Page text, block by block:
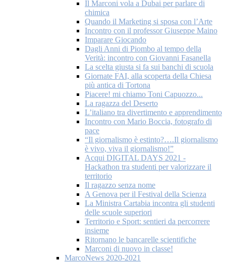
Il Marconi vola a Dubai per parlare di
chimica
Quando il Marketing si sposa con l’Arte
Incontro con il professor Giuseppe Maino
Imparare Giocando
Dagli Anni di Piombo al tempo della
Verità: incontro con Giovanni Fasanella
La scelta giusta si fa sui banchi di scuola
Giornate FAI, alla scoperta della Chiesa
più antica di Tortona
Piacere! mi chiamo Toni Capuozzo...
La ragazza del Deserto
L’italiano tra divertimento e apprendimento
Incontro con Mario Boccia, fotografo di
pace
“Il giornalismo è estinto?….Il giornalismo
è vivo, viva il giornalismo!”
Acqui DIGITAL DAYS 2021 -
Hackathon tra studenti per valorizzare il
territorio
Il ragazzo senza nome
A Genova per il Festival della Scienza
La Ministra Cartabia incontra gli studenti
delle scuole superiori
Territorio e Sport: sentieri da percorrere
insieme
Ritornano le bancarelle scientifiche
Marconi di nuovo in classe!
MarcoNews 2020-2021